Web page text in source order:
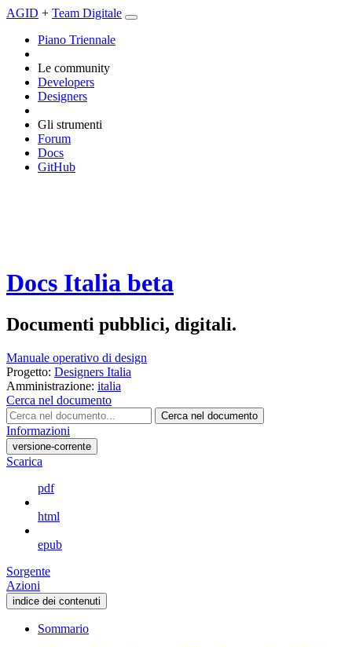
AGID + Team Digitale
Piano Triennale
Le community
Developers
Designers
Gli strumenti
Forum
Docs
GitHub
Docs Italia beta
Documenti pubblici, digitali.
Manuale operativo di design
Progetto: Designers Italia
Amministrazione: italia
Cerca nel documento
Cerca nel documento
Informazioni
versione-corrente
Scarica
pdf
html
epub
Sorgente
Azioni
indice dei contenuti
Sommario